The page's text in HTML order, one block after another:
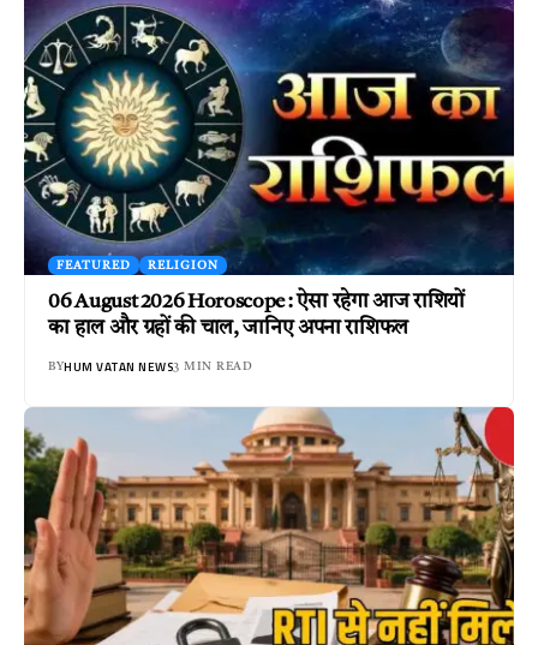
FEATURED RELIGION
06 August 2026 Horoscope : ऐसा रहेगा आज राशियों
का हाल और ग्रहों की चाल, जानिए अपना राशिफल
BYHUM VATAN NEWS3 MIN READ